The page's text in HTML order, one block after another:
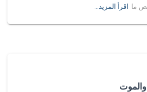
ما اقرأ المزيد…